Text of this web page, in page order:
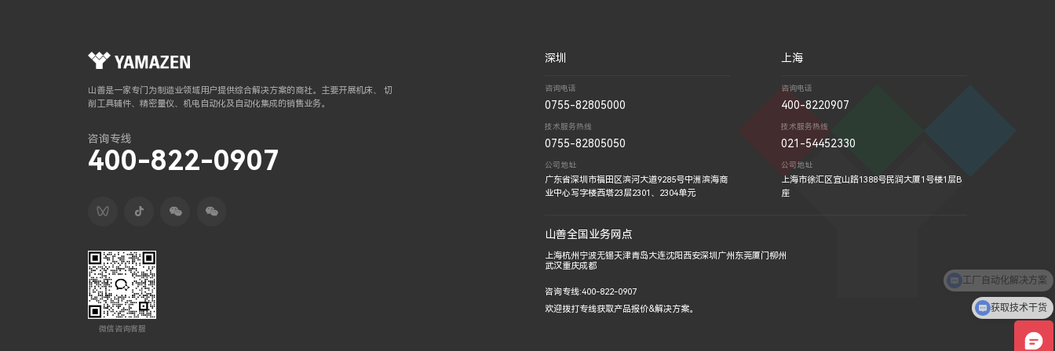
山善是一家专门为制造业领域用户提供综合解决方案的商社。主要开展机床、 切
削工具辅件、精密量仪、机电自动化及自动化集成的销售业务。
咨询专线
400-822-0907
微信咨询客服
深圳
咨询电话
0755-82805000
技术服务热线
0755-82805050
公司地址
广东省深圳市福田区滨河大道9285号中洲滨海商
业中心写字楼西塔23层2301、2304单元
上海
咨询电话
400-8220907
技术服务热线
021-54452330
公司地址
上海市徐汇区宜山路1388号民润大厦1号楼1层B
座
山善全国业务网点
上海杭州 宁波无锡天津青岛大连沈阳西安深圳 广州 东莞厦门柳州
武汉重庆成都
咨询专线:400-822-0907
欢迎拨打专线获取产品报价&解决方案。
工厂自动化解决方案
获取技术干货